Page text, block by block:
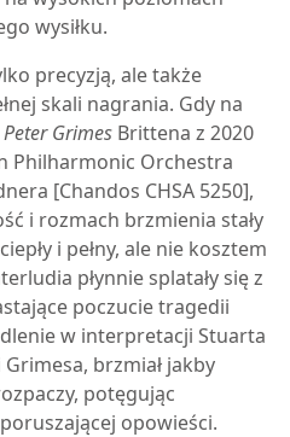
wysiłku.
precyzją, ale także
skali nagrania. Gdy na
Peter Grimes Brittena z 2020
Philharmonic Orchestra
[Chandos CHSA 5250],
i rozmach brzmienia stały
i pełny, ale nie kosztem
płynnie splatały się z
poczucie tragedii
w interpretacji Stuarta
brzmiał jakby
potęgując
opowieści.